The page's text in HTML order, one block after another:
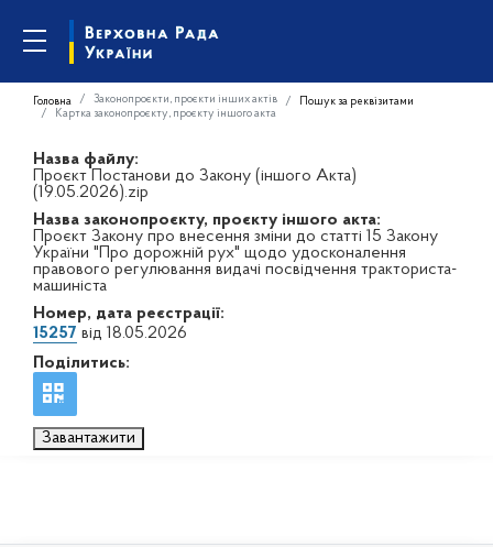
Головна Законопроєкти, проєкти інших актів
Пошук за реквізитами
Картка законопроєкту, проєкту іншого акта
Назва файлу:
Проєкт Постанови до Закону (іншого Акта)
(19.05.2026).zip
Назва законопроєкту, проєкту іншого акта:
Проєкт Закону про внесення зміни до статті 15 Закону
України "Про дорожній рух" щодо удосконалення
правового регулювання видачі посвідчення тракториста-
машиніста
Номер, дата реєстрації:
15257 від 18.05.2026
Поділитись:
Завантажити